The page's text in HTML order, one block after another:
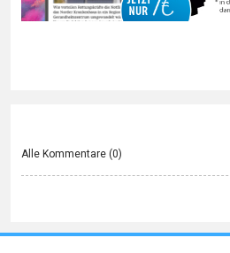
Alle Kommentare (0)